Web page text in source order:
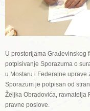
U prostorijama Građevinskog
potpisivanje Sporazuma o
u Mostaru i Federalne uprave
Sporazum je potpisan od
Željka Obradovića, ravnatelja
pravne poslove.